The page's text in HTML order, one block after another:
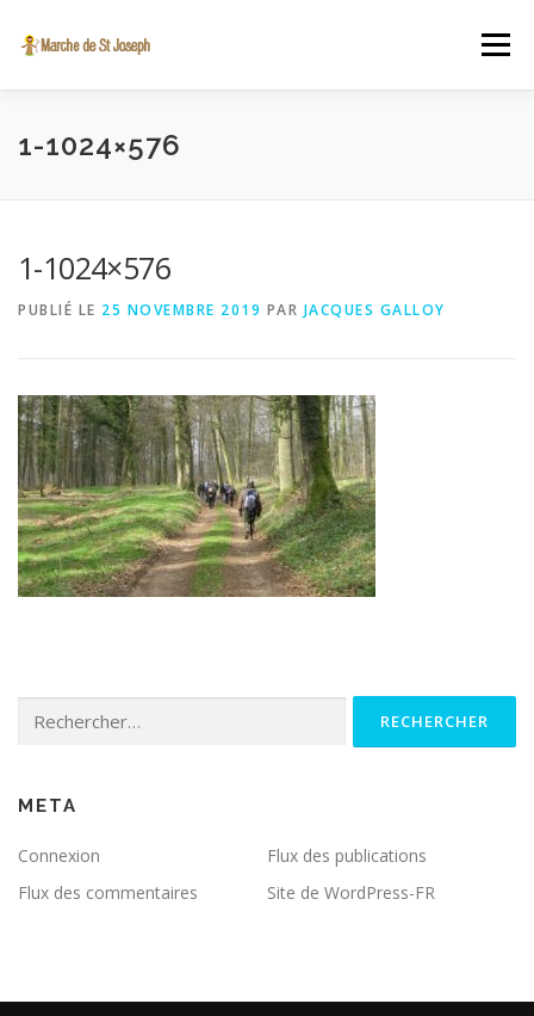
Menu
A PROPOS INSCRIPTION EN LIGNE
SINT-JOZEFSTOCHT.BE
1-1024×576
1-1024×576
PUBLIÉ LE 25 NOVEMBRE 2019 PAR JACQUES GALLOY
META
Connexion
Flux des publications
Flux des commentaires
Site de WordPress-FR